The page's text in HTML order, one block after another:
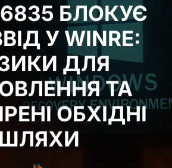
БЛОКУЄ
У WINRE:
ДЛЯ
ТА
ОБХІДНІ
ШЛЯХИ